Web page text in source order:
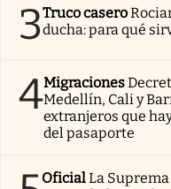
3Truco casero
ducha: para qué
4Migraciones
Medellín, Cali y
extranjeros que
del pasaporte
OficialLa